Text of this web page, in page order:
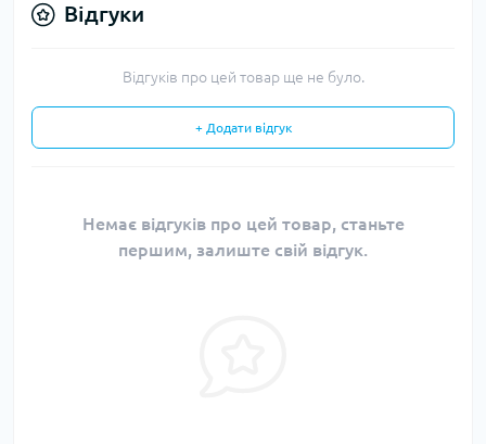
Відгуки
Відгуків про цей товар ще не було.
+ Додати відгук
Немає відгуків про цей товар, станьте
першим, залиште свій відгук.